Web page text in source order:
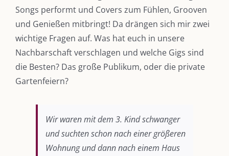
Songs performt und Covers zum Fühlen, Grooven
und Genießen mitbringt! Da drängen sich mir zwei
wichtige Fragen auf. Was hat euch in unsere
Nachbarschaft verschlagen und welche Gigs sind
die Besten? Das große Publikum, oder die private
Gartenfeiern?
Wir waren mit dem 3. Kind schwanger
und suchten schon nach einer größeren
Wohnung und dann nach einem Haus